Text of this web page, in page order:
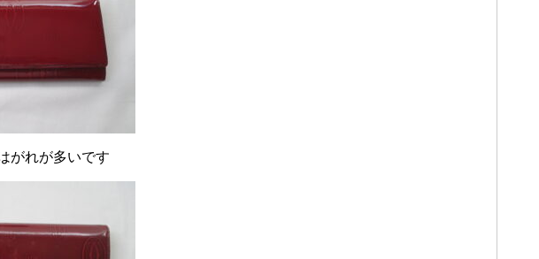
がれが多いです